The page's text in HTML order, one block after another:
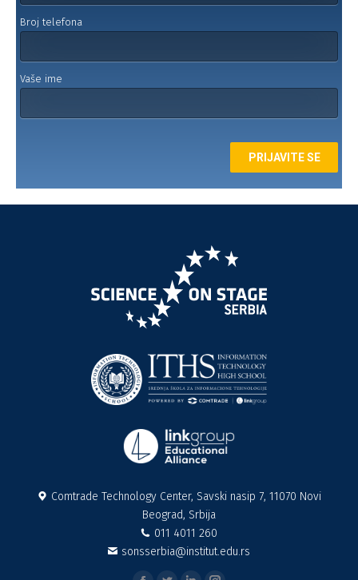
Broj telefona
Vaše ime
Comtrade Technology Center, Savski nasip 7, 11070 Novi
Beograd, Srbija
011 4011 260
sonsserbia@institut.edu.rs